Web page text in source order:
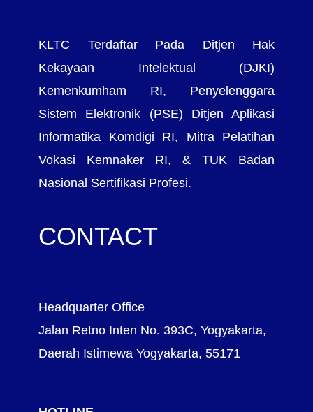
KLTC Terdaftar Pada Ditjen Hak
Kekayaan Intelektual (DJKI)
Kemenkumham RI, Penyelenggara
Sistem Elektronik (PSE) Ditjen Aplikasi
Informatika Komdigi RI, Mitra Pelatihan
Vokasi Kemnaker RI, & TUK Badan
Nasional Sertifikasi Profesi.
CONTACT
Headquarter Office
Jalan Retno Inten No. 393C, Yogyakarta,
Daerah Istimewa Yogyakarta, 55171